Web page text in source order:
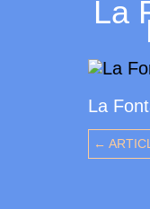
La
La
←